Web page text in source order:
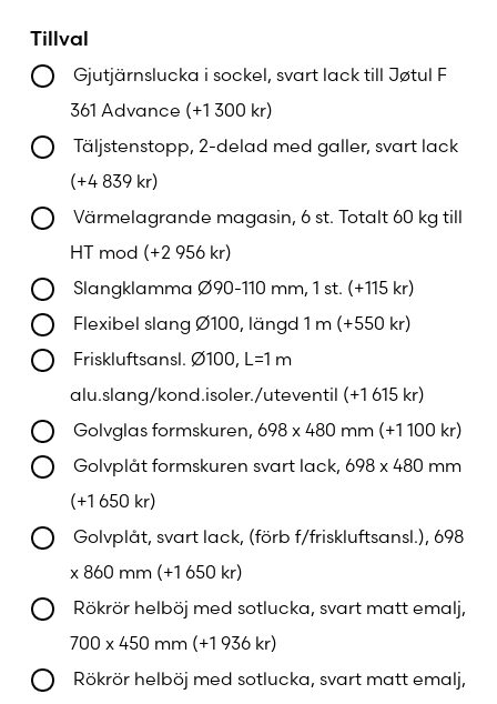
Brännkammaren är försedd med ljusa, robusta
brännplåtar som tål intensiv eldning och har lång
livslängd. Detta säkerställer att din kamin
levererar pålitlig värme och håller hög kvalitet
under många år.
Enkel och effektiv eldning
Den integrerade luftningsventilen gör det lätt att
elda på rätt sätt, vilket ger optimal förbränning,
renare glas och minimal vedförbrukning.
Resultatet är en miljövänlig eldning med
maximal värme och vackra lågors synlighet.
Stilren design med hög flexibilitet
Med High Top-versionen får du en kamin med
ännu mer närvaro i rummet. De många
anpassningsmöjligheterna gör att Jøtul F 368
High Top passar både moderna och klassiska
inredningsdetalj.
Tillval
Gjutjärnslucka i sockel, svart lack till Jøtul F
361 Advance (+1 300 kr)
Täljstenstopp, 2-delad med galler, svart lack
(+4 839 kr)
Värmelagrande magasin, 6 st. Totalt 60 kg till
HT mod (+2 956 kr)
Slangklamma Ø90-110 mm, 1 st. (+115 kr)
Flexibel slang Ø100, längd 1 m (+550 kr)
Friskluftsansl. Ø100, L=1 m
alu.slang/kond.isoler./uteventil (+1 615 kr)
Golvglas formskuren, 698 x 480 mm (+1 100 kr)
Golvplåt formskuren svart lack, 698 x 480 mm
(+1 650 kr)
Golvplåt, svart lack, (förb f/friskluftsansl.), 698
x 860 mm (+1 650 kr)
Rökrör helböj med sotlucka, svart matt emalj,
700 x 450 mm (+1 936 kr)
Rökrör helböj med sotlucka, svart matt emalj,